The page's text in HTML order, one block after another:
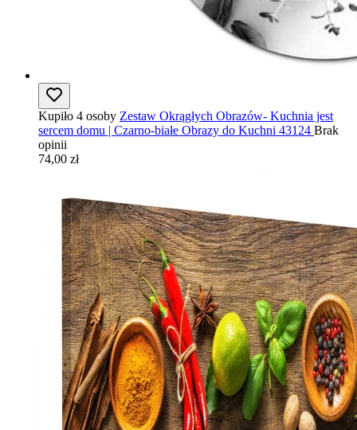
Kupiło 4 osoby Zestaw Okrągłych Obrazów- Kuchnia jest
sercem domu | Czarno-białe Obrazy do Kuchni 43124 Brak
opinii
74,00 zł